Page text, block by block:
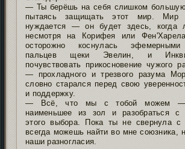
— Ты берёшь на себя слишком
пытаясь защищать этот мир.
нуждается — он будет здесь, когда
несмотря на Корифея или
осторожно коснулась
пальцев щеки Эвелин, и
почувствовать прикосновение чужого
— прохладного и трезвого разума
словно старался перед свою
и поддержку.
— Всё, что мы с тобой можем —
наименьшее из зол и разобраться с
этого выбора. Пока ты не свернула с
всегда можешь найти во мне союзника,
наши разногласия.